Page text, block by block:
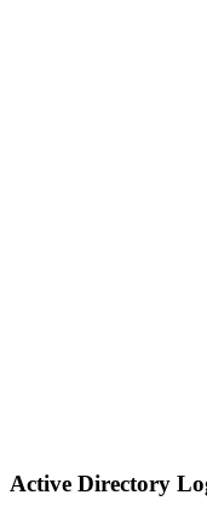
Active Directory